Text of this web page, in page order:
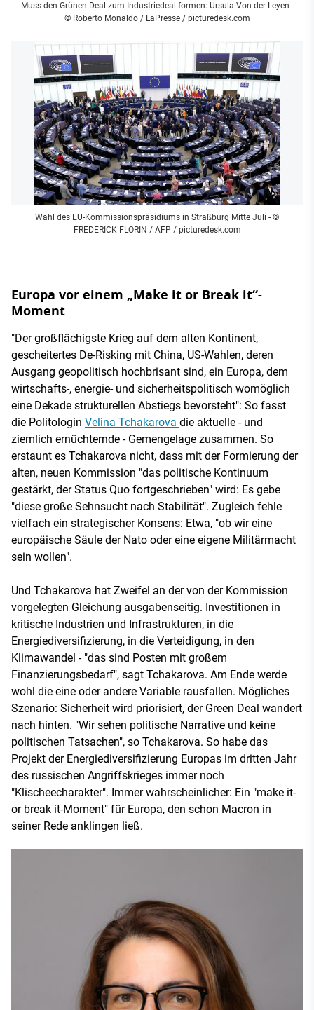
Muss den Grünen Deal zum Industriedeal formen: Ursula Von der Leyen -
© Roberto Monaldo / LaPresse / picturedesk.com
Wahl des EU-Kommissionspräsidiums in Straßburg Mitte Juli - ©
FREDERICK FLORIN / AFP / picturedesk.com
Europa vor einem „Make it or Break it“-
Moment
"Der großflächigste Krieg auf dem alten Kontinent,
gescheitertes De-Risking mit China, US-Wahlen, deren
Ausgang geopolitisch hochbrisant sind, ein Europa, dem
wirtschafts-, energie- und sicherheitspolitisch womöglich
eine Dekade strukturellen Abstiegs bevorsteht": So fasst
die Politologin Velina Tchakarova die aktuelle - und
ziemlich ernüchternde - Gemengelage zusammen. So
erstaunt es Tchakarova nicht, dass mit der Formierung der
alten, neuen Kommission "das politische Kontinuum
gestärkt, der Status Quo fortgeschrieben" wird: Es gebe
"diese große Sehnsucht nach Stabilität". Zugleich fehle
vielfach ein strategischer Konsens: Etwa, "ob wir eine
europäische Säule der Nato oder eine eigene Militärmacht
sein wollen".
Und Tchakarova hat Zweifel an der von der Kommission
vorgelegten Gleichung ausgabenseitig. Investitionen in
kritische Industrien und Infrastrukturen, in die
Energiediversifizierung, in die Verteidigung, in den
Klimawandel - "das sind Posten mit großem
Finanzierungsbedarf", sagt Tchakarova. Am Ende werde
wohl die eine oder andere Variable rausfallen. Mögliches
Szenario: Sicherheit wird priorisiert, der Green Deal wandert
nach hinten. "Wir sehen politische Narrative und keine
politischen Tatsachen", so Tchakarova. So habe das
Projekt der Energiediversifizierung Europas im dritten Jahr
des russischen Angriffskrieges immer noch
"Klischeecharakter". Immer wahrscheinlicher: Ein "make it-
or break it-Moment" für Europa, den schon Macron in
seiner Rede anklingen ließ.